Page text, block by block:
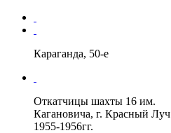
Караганда, 50-е
Откатчицы шахты 16 им.
Кагановича, г. Красный Луч
1955-1956гг.